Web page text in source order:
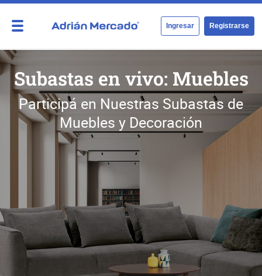
Ingresar Registrarse
Subastas en vivo: Muebles
Participá en Nuestras Subastas de
Muebles y Decoración